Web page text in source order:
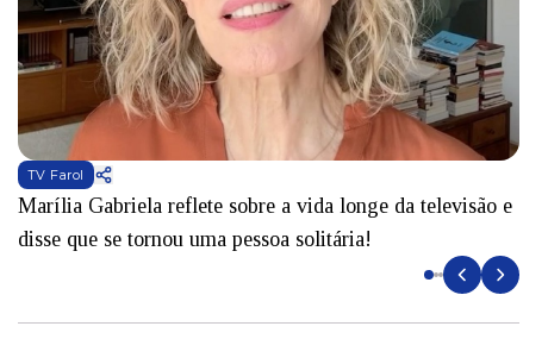
TV Farol
Marília Gabriela reflete sobre a vida longe da televisão e
disse que se tornou uma pessoa solitária!